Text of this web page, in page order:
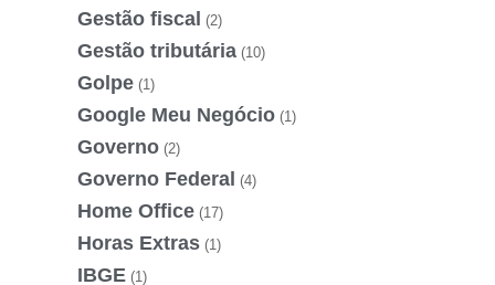
Gestão fiscal (2)
Gestão tributária (10)
Golpe (1)
Google Meu Negócio (1)
Governo (2)
Governo Federal (4)
Home Office (17)
Horas Extras (1)
IBGE (1)